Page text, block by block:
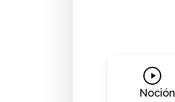
Play
Video
Noción